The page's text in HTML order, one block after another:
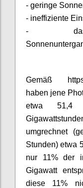
- geringe
- ineffiziente
- das
Gemäß
haben jene
etwa 51,4
umgrechnet
Stunden) etwa
nur 11% der
Gigawatt
diese 11%